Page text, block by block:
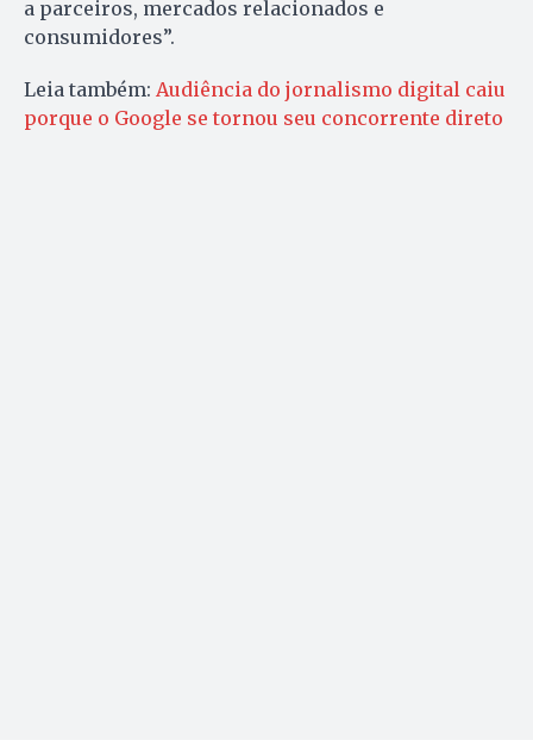
a parceiros, mercados relacionados e
consumidores”.
Leia também: Audiência do jornalismo digital caiu
porque o Google se tornou seu concorrente direto